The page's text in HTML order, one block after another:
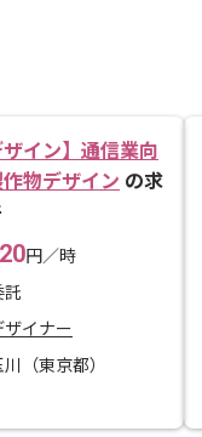
ザイン】通信業向
物デザイン の求
円／時
託
ザイナー
（東京都）